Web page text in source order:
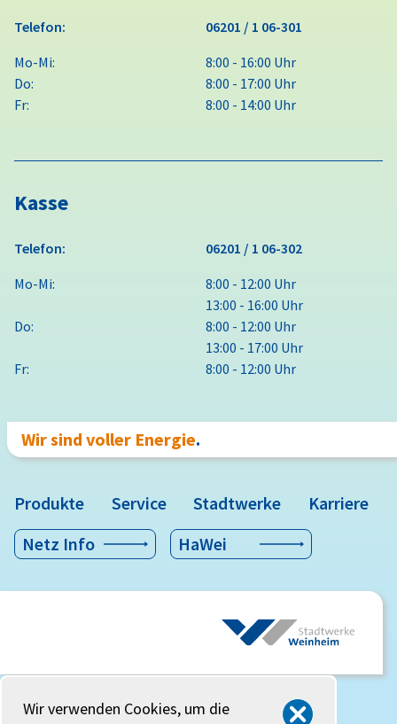
Telefon:
06201 / 1 06-301
Mo-Mi:
8:00 - 16:00 Uhr
Do:
8:00 - 17:00 Uhr
Fr:
8:00 - 14:00 Uhr
Kasse
Telefon:
06201 / 1 06-302
Mo-Mi:
8:00 - 12:00 Uhr
13:00 - 16:00 Uhr
Do:
8:00 - 12:00 Uhr
13:00 - 17:00 Uhr
Fr:
8:00 - 12:00 Uhr
Wir sind voller Energie.
Produkte Service Stadtwerke
Karriere
Netz Info
HaWei
Wir verwenden Cookies, um die